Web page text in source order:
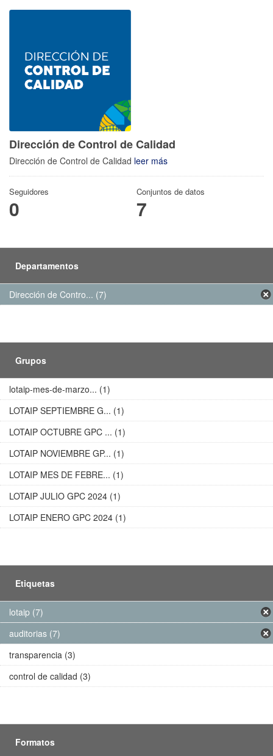
Dirección de Control de Calidad
Dirección de Control de Calidad leer más
Seguidores
0
Conjuntos de datos
7
Departamentos
Dirección de Contro... (7)
Grupos
lotaip-mes-de-marzo... (1)
LOTAIP SEPTIEMBRE G... (1)
LOTAIP OCTUBRE GPC ... (1)
LOTAIP NOVIEMBRE GP... (1)
LOTAIP MES DE FEBRE... (1)
LOTAIP JULIO GPC 2024 (1)
LOTAIP ENERO GPC 2024 (1)
Etiquetas
lotaip (7)
auditorias (7)
transparencia (3)
control de calidad (3)
Formatos